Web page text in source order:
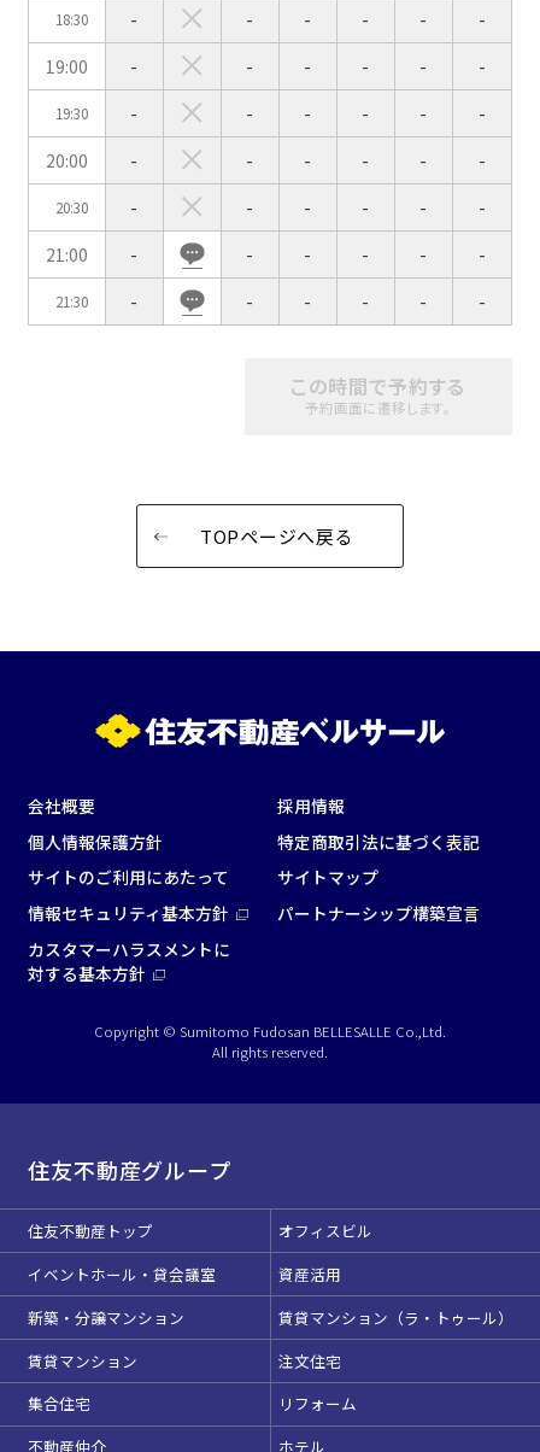
18:30 - - - - -
-
19:00
- - - - - -
19:30 - - - - -
-
20:00
- - - - - -
20:30 - - - - -
-
21:00
- - - - - -
21:30 - - - - - -
この時間で予約する
予約画面に遷移します。
TOPページへ戻る
会社概要
採用情報
個人情報保護方針
特定商取引法に基づく表記
サイトのご利用にあたって
サイトマップ
情報セキュリティ基本方針
パートナーシップ構築宣言
カスタマーハラスメントに
対する基本方針
Copyright © Sumitomo Fudosan BELLESALLE Co.,Ltd.
All rights reserved.
住友不動産グループ
住友不動産トップ
オフィスビル
イベントホール・貸会議室
資産活用
新築・分譲マンション
賃貸マンション（ラ・トゥール）
賃貸マンション
注文住宅
集合住宅
リフォーム
不動産仲介
ホテル
こだわり条件 ※複数選択可能
特長で選ぶ
駅直結
天井高3.5ｍ以上
窓があり開放感のある
会場
喫煙所あり
大型スクリーンあり
4t車以上荷捌きあり
裏導線あり
時間貸し駐車場あり
専有回線(NURO)あり
株主総会・IR